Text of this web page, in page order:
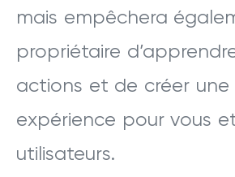
mais empêchera
propriétaire
actions et de créer une
expérience pour vous
utilisateurs.